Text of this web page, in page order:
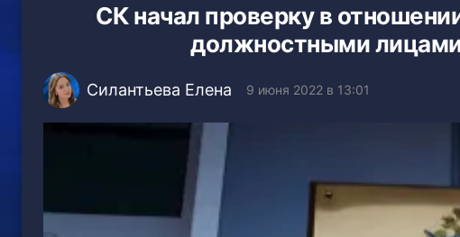
СК начал проверку в
должностными
Силантьева Елена 9 июня 2022 в 13:01